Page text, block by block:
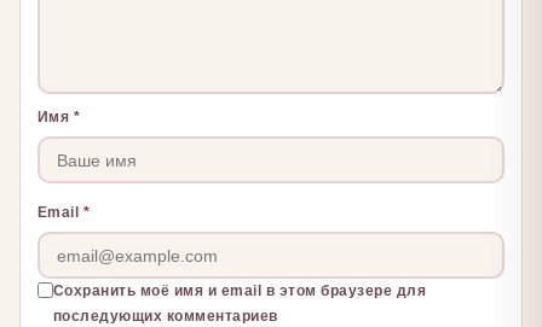
Имя *
Email *
Сохранить моё имя и email в этом браузере для
последующих комментариев